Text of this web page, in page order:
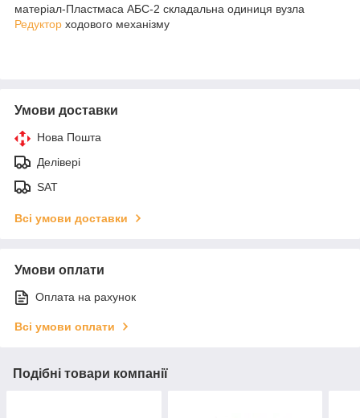
матеріал-Пластмаса АБС-2 складальна одиниця вузла
Редуктор ходового механізму
Умови доставки
Нова Пошта
Делівері
SAT
Всі умови доставки
Умови оплати
Оплата на рахунок
Всі умови оплати
Подібні товари компанії